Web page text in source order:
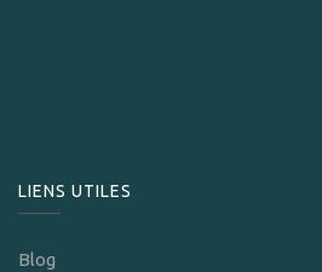
LIENS UTILES
Blog